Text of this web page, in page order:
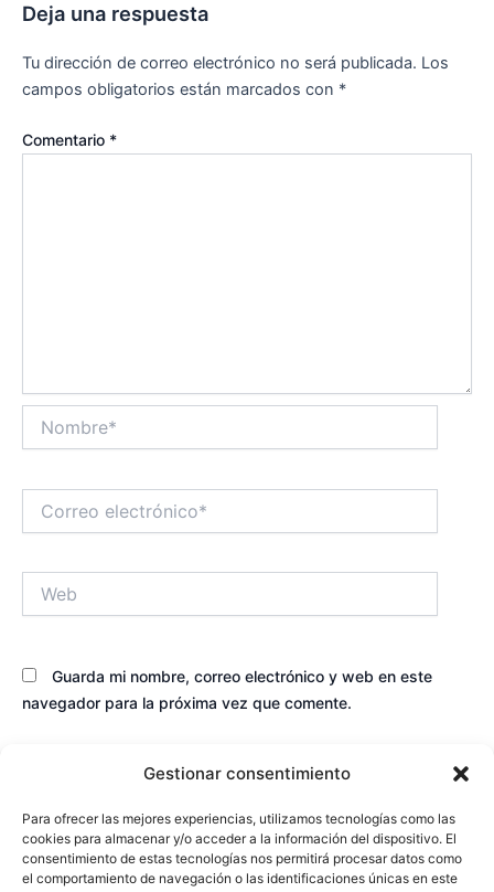
Gestionar consentimiento
Para ofrecer las mejores experiencias, utilizamos tecnologías como las
cookies para almacenar y/o acceder a la información del dispositivo. El
consentimiento de estas tecnologías nos permitirá procesar datos como
el comportamiento de navegación o las identificaciones únicas en este
Deja una respuesta
Tu dirección de correo electrónico no será publicada. Los
campos obligatorios están marcados con *
Comentario *
electrónico*
Guarda mi nombre, correo electrónico y web en este
navegador para la próxima vez que comente.